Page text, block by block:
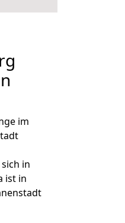
im
sich in
ist in